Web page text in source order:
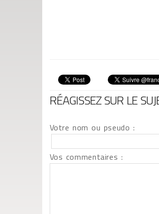
RÉAGISSEZ SUR LE
Votre nom ou pseudo :
Vos commentaires :